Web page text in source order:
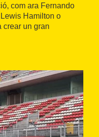
com ara Fernando
Hamilton o
crear un gran